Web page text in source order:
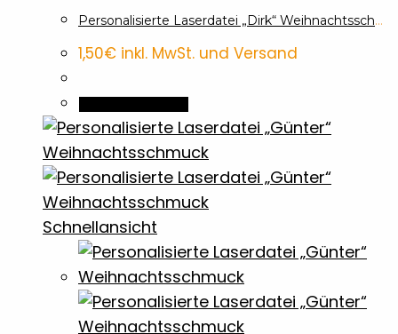
Personalisierte Laserdatei „Dirk“ Weihnachtsschmuck
1,50€ inkl. MwSt. und Versand
Schnellansicht